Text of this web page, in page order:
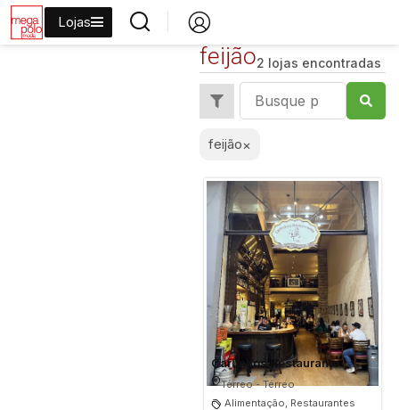
Lojas
feijão2 lojas encontradas
feijão×
Carlinhos Restaurante
Térreo - Térreo
Alimentação, Restaurantes